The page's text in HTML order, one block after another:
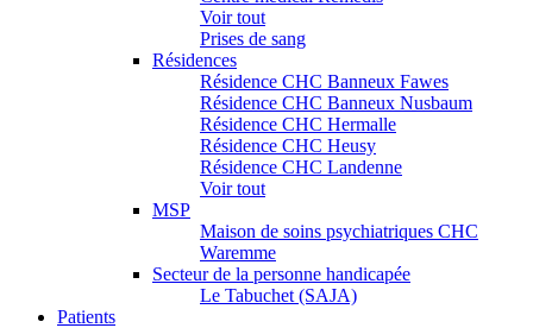
Voir tout
Prises de sang
Résidences
Résidence CHC Banneux Fawes
Résidence CHC Banneux Nusbaum
Résidence CHC Hermalle
Résidence CHC Heusy
Résidence CHC Landenne
Voir tout
MSP
Maison de soins psychiatriques CHC
Waremme
Secteur de la personne handicapée
Le Tabuchet (SAJA)
Patients